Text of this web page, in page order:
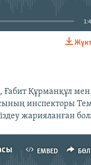
БӨЛІСІҢІЗ
Құрманқұл мен
инспекторы
жарияланған
EMBED